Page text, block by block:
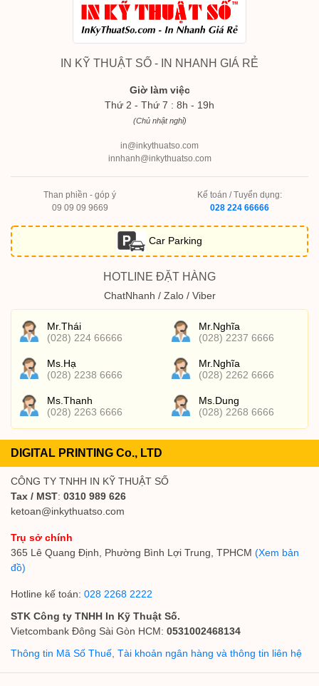
IN KỸ THUẬT SỐ - IN NHANH GIÁ RẺ
Giờ làm việc
Thứ 2 - Thứ 7 : 8h - 19h
(Chủ nhật nghỉ)
in@inkythuatso.com
innhanh@inkythuatso.com
Than phiền - góp ý
09 09 09 9669
Kế toán / Tuyển dụng:
028 224 66666
Car Parking
HOTLINE ĐẶT HÀNG
ChatNhanh / Zalo / Viber
Mr.Thái
(028) 224 66666
Mr.Nghĩa
(028) 2237 6666
Ms.Hạ
(028) 2238 6666
Mr.Nghĩa
(028) 2262 6666
Ms.Thanh
(028) 2263 6666
Ms.Dung
(028) 2268 6666
DIGITAL PRINTING Co., LTD
CÔNG TY TNHH IN KỸ THUẬT SỐ
Tax / MST: 0310 989 626
ketoan@inkythuatso.com
Trụ sở chính
365 Lê Quang Định, Phường Bình Lợi Trung, TPHCM (Xem bản
đồ)
Hotline kế toán: 028 2268 2222
STK Công ty TNHH In Kỹ Thuật Số.
Vietcombank Đông Sài Gòn HCM: 0531002468134
Thông tin Mã Số Thuế, Tài khoản ngân hàng và thông tin liên hệ